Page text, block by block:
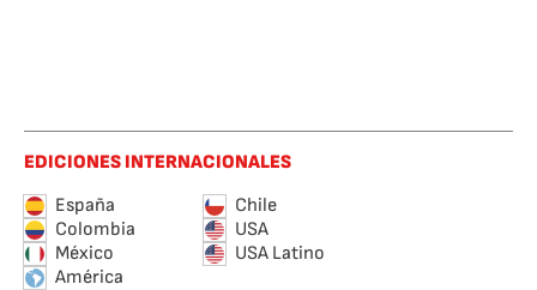
EDICIONES INTERNACIONALES
España
Chile
Colombia
USA
México
USA Latino
América